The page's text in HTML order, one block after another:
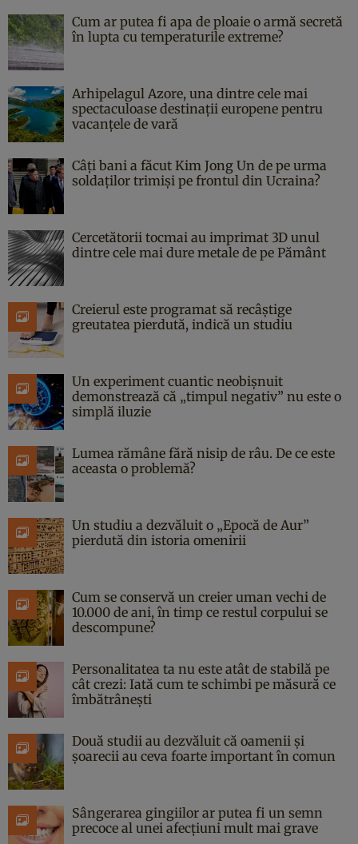
Cum ar putea fi apa de ploaie o armă secretă
în lupta cu temperaturile extreme?
Arhipelagul Azore, una dintre cele mai
spectaculoase destinații europene pentru
vacanțele de vară
Câți bani a făcut Kim Jong Un de pe urma
soldaților trimiși pe frontul din Ucraina?
Cercetătorii tocmai au imprimat 3D unul
dintre cele mai dure metale de pe Pământ
Creierul este programat să recâștige
greutatea pierdută, indică un studiu
Un experiment cuantic neobișnuit
demonstrează că „timpul negativ” nu este o
simplă iluzie
Lumea rămâne fără nisip de râu. De ce este
aceasta o problemă?
Un studiu a dezvăluit o „Epocă de Aur”
pierdută din istoria omenirii
Cum se conservă un creier uman vechi de
10.000 de ani, în timp ce restul corpului se
descompune?
Personalitatea ta nu este atât de stabilă pe
cât crezi: Iată cum te schimbi pe măsură ce
îmbătrânești
Două studii au dezvăluit că oamenii și
șoarecii au ceva foarte important în comun
Sângerarea gingiilor ar putea fi un semn
precoce al unei afecțiuni mult mai grave